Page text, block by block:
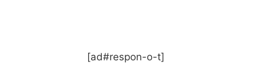
[ad#respon-o-t]